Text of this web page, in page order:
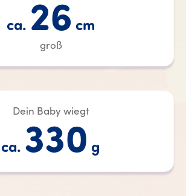
ca.26cm
groß
Dein Baby wiegt
ca.330
g